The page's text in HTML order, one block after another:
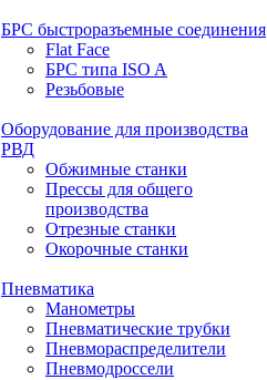
БРС быстроразъемные соединения
Flat Face
БРС типа ISO A
Резьбовые
Оборудование для производства
РВД
Обжимные станки
Прессы для общего
производства
Отрезные станки
Окорочные станки
Пневматика
Манометры
Пневматические трубки
Пневмораспределители
Пневмодроссели